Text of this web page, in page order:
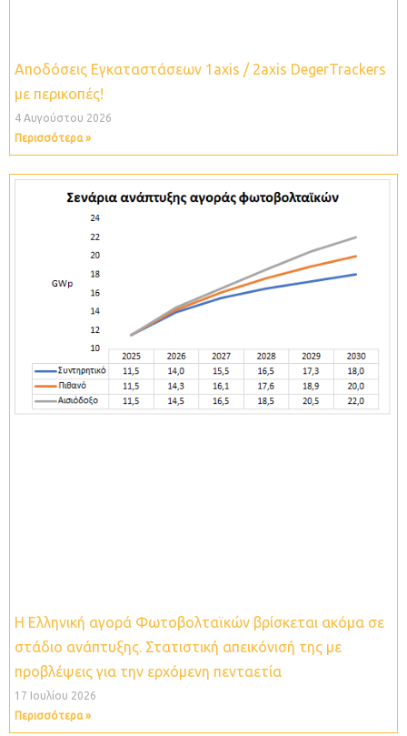
Αποδόσεις Εγκαταστάσεων 1axis / 2axis DegerTrackers
με περικοπές!
4 Αυγούστου 2026
Περισσότερα »
Η Ελληνική αγορά Φωτοβολταϊκών βρίσκεται ακόμα σε
στάδιο ανάπτυξης. Στατιστική απεικόνισή της με
προβλέψεις για την ερχόμενη πενταετία
17 Ιουλίου 2026
Περισσότερα »